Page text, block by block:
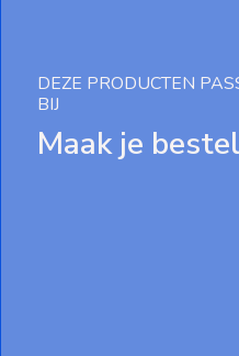
DEZE PRODUCTEN
BIJ
Maak je